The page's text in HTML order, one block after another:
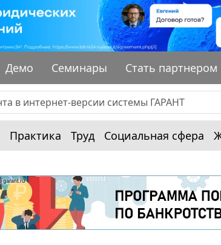
Демо Семинары Стать партнером
Практика Труд Социальная сфера